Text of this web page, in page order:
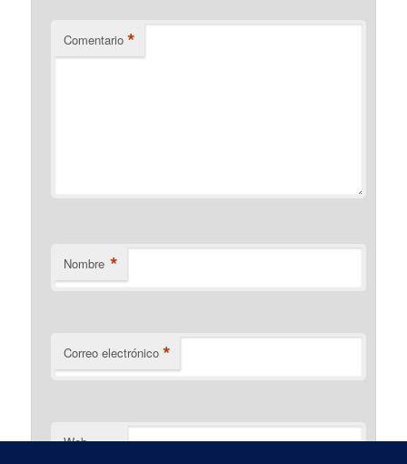
Comentario *
Nombre *
Correo electrónico *
Web